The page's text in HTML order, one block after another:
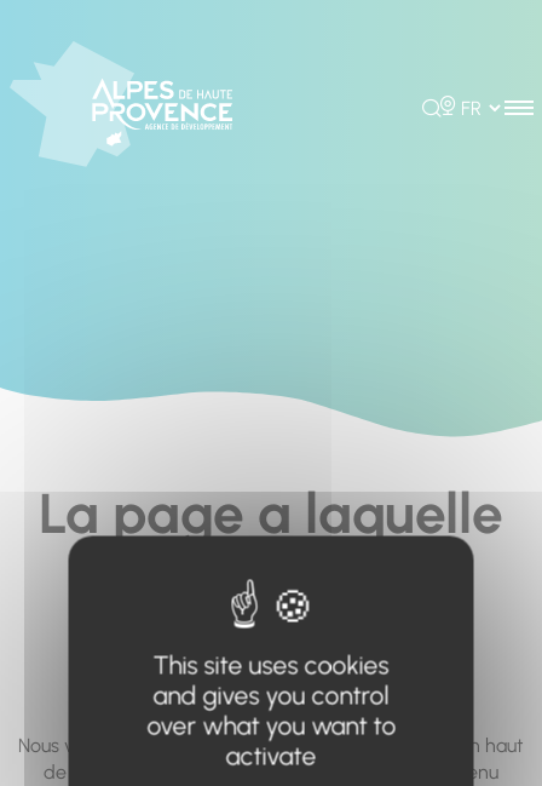
Rechercher
Choisir la
La page a laquelle
vous cherchez à
accéder n'existe
pas... ou plus.
Nous vous invitons à utiliser le moteur de recherche en haut
de page, ou à utiliser le menu pour trouver le contenu
This site uses cookies
and gives you control
over what you want to
activate